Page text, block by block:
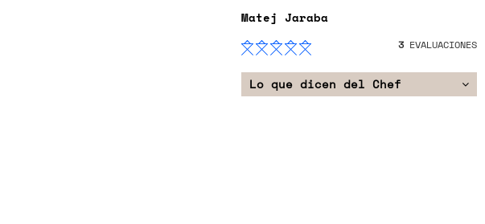
Matej Jaraba
3EVALUACIONES
Lo que dicen del Chef